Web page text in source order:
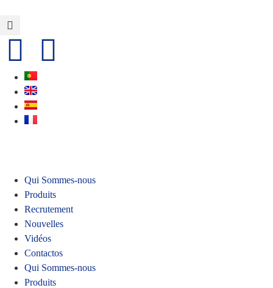
Qui Sommes-nous
Produits
Recrutement
Nouvelles
Vidéos
Contactos
Qui Sommes-nous
Produits